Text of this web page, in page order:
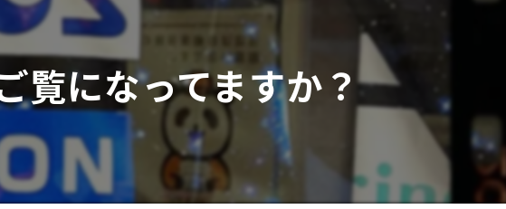
リース
整備
点検
修理
オイル交換
覧になってますか？